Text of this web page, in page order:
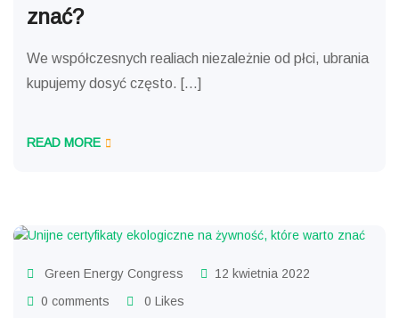
znać?
We współczesnych realiach niezależnie od płci, ubrania
kupujemy dosyć często. […]
READ MORE
Green Energy Congress
12 kwietnia 2022
0 comments
0 Likes